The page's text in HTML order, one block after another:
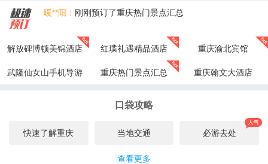
暖**阳： 刚刚预订了重庆热门景点汇总
刚刚预订了武隆仙女山手机导游
刚刚预订了重庆热门景点汇总
刚刚预订了解放碑博顿美锦酒店
追**月： 刚刚预订了重庆热门景点汇总
解放碑博顿美锦酒店 红璞礼遇精品酒店 重庆渝北宾馆
武隆仙女山手机导游 重庆热门景点汇总 重庆翰文大酒店
口袋攻略
快速了解重庆 当地交通 必游去处
查看更多